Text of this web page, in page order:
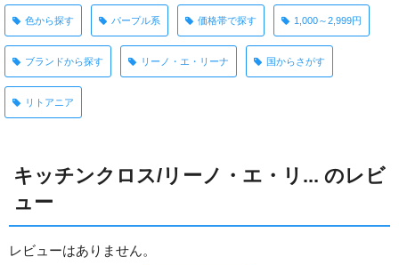
色から探す パープル系 価格帯で探す 1,000～2,999円
ブランドから探す リーノ・エ・リーナ 国からさがす
リトアニア
キッチンクロス/リーノ・エ・リ... のレビ
ュー
レビューはありません。